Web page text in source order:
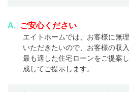
A. ご安心ください
エイトホームでは、お客様に無
いただきたいので、お客様の収
最も適した住宅ローンをご提案
成してご提示します。